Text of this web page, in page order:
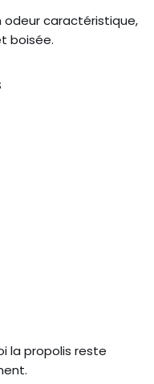
caractéristique,
boisée.
la propolis reste